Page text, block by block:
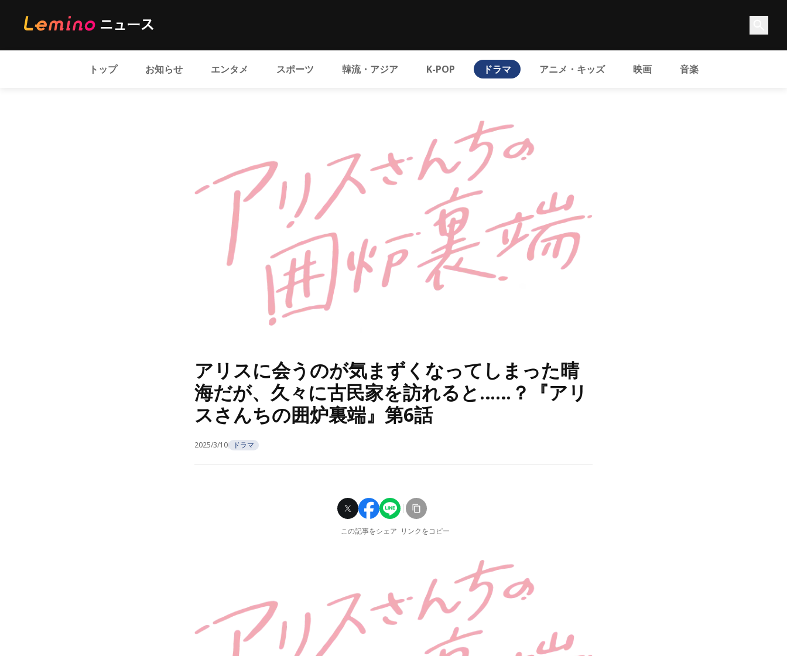
トップ お知らせ エンタメ スポーツ 韓流・アジア K-POP ドラマ アニメ・キッズ 映画 音楽
アリスに会うのが気まずくなってしまった晴
海だが、久々に古民家を訪れると……？『アリ
スさんちの囲炉裏端』第6話
2025/3/10 ドラマ
この記事をシェア リンクをコピー